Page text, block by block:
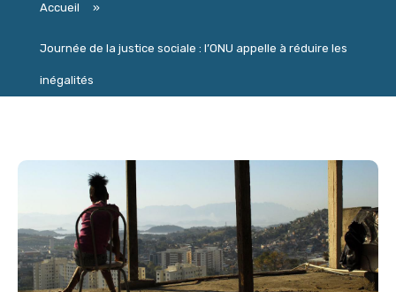
Accueil »
Journée de la justice sociale : l’ONU appelle à réduire les
inégalités